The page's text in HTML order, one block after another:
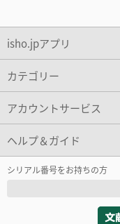
isho.jpアプリ
カテゴリー
アカウントサービス
ヘルプ＆ガイド
シリアル番号をお持ちの方